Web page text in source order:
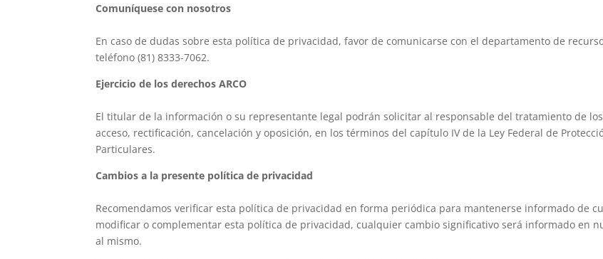
Comuníquese con nosotros
En caso de dudas sobre esta política de privacidad, favor de comunicarse con el departamento de
teléfono (81) 8333-7062.
Ejercicio de los derechos ARCO
El titular de la información o su representante legal podrán solicitar al responsable del tratamiento de
acceso, rectificación, cancelación y oposición, en los términos del capítulo IV de la Ley Federal de
Particulares.
Cambios a la presente política de privacidad
Recomendamos verificar esta política de privacidad en forma periódica para mantenerse informado de
modificar o complementar esta política de privacidad, cualquier cambio significativo será informado en
al mismo.